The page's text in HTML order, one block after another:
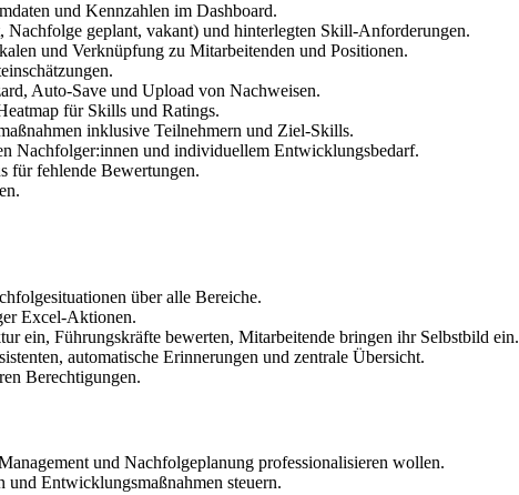
und Kennzahlen im Dashboard.
geplant, vakant) und hinterlegten Skill-Anforderungen.
und Verknüpfung zu Mitarbeitenden und Positionen.
Auto-Save und Upload von Nachweisen.
für Skills und Ratings.
inklusive Teilnehmern und Ziel-Skills.
Nachfolger:innen und individuellem Entwicklungsbedarf.
für fehlende Bewertungen.
über alle Bereiche.
Excel-Aktionen.
ein, Führungskräfte bewerten, Mitarbeitende bringen ihr Selbstbild ein.
automatische Erinnerungen und zentrale Übersicht.
Berechtigungen.
und Nachfolgeplanung professionalisieren wollen.
Entwicklungsmaßnahmen steuern.